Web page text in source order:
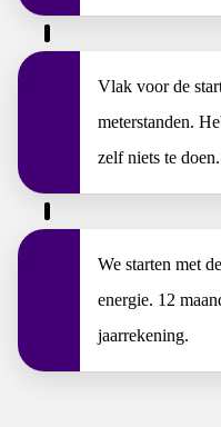
Vlak voor de
meterstanden.
zelf niets te doen.
We starten met
energie. 12
jaarrekening.